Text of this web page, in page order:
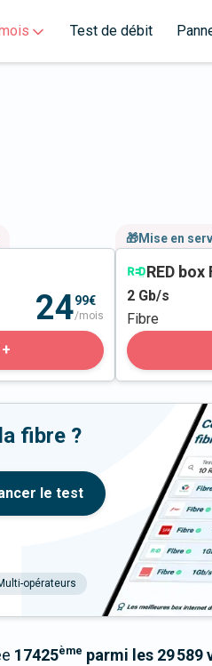
Test de débit
2499€
/mois
🎁Mise en
RED box
2 Gb/s
Fibre
fibre ?
le test
opérateurs
17425ème parmi les 29 589